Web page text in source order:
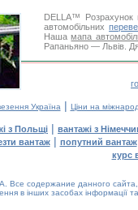
DELLA™
Розрахунок
автомобільних
Нашамапа
Рапаньяно — Львів.
Україна | Ціни на
з Польщі | вантажі з
вантаж| попутний вантаж
курс
Все содержание данного
в інших засобах інформації